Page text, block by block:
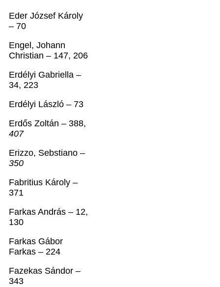
Eder József Károly
– 70
Engel, Johann
Christian – 147, 206
Erdélyi Gabriella –
34, 223
Erdélyi László – 73
Erdős Zoltán – 388,
407
Erizzo, Sebstiano –
350
Fabritius Károly –
371
Farkas András – 12,
130
Farkas Gábor
Farkas – 224
Fazekas Sándor –
343